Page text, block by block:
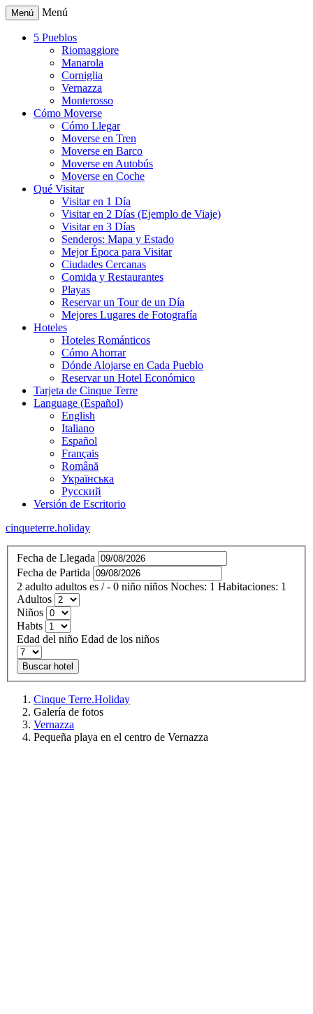
Menú Menú
5 Pueblos
Riomaggiore
Manarola
Corniglia
Vernazza
Monterosso
Cómo Moverse
Cómo Llegar
Moverse en Tren
Moverse en Barco
Moverse en Autobús
Moverse en Coche
Qué Visitar
Visitar en 1 Día
Visitar en 2 Días (Ejemplo de Viaje)
Visitar en 3 Días
Senderos: Mapa y Estado
Mejor Época para Visitar
Ciudades Cercanas
Comida y Restaurantes
Playas
Reservar un Tour de un Día
Mejores Lugares de Fotografía
Hoteles
Hoteles Románticos
Cómo Ahorrar
Dónde Alojarse en Cada Pueblo
Reservar un Hotel Económico
Tarjeta de Cinque Terre
Language (Español)
English
Italiano
Español
Français
Română
Українська
Русский
Versión de Escritorio
cinqueterre.holiday
Fecha de Llegada
Fecha de Partida
2 adulto adultos es / - 0 niño niños Noches: 1 Habitaciones: 1
Adultos
Niños
Habts
Edad del niño Edad de los niños
Buscar hotel
Cinque Terre.Holiday
Galería de fotos
Vernazza
Pequeña playa en el centro de Vernazza